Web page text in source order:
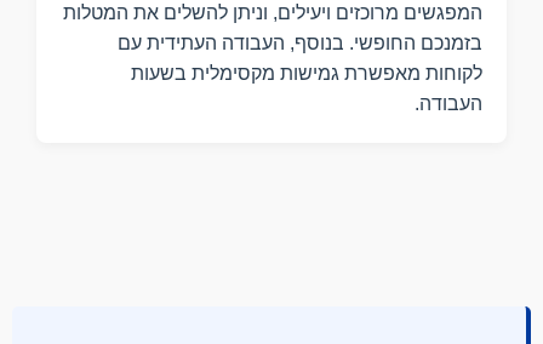
המפגשים מרוכזים ויעילים, וניתן להשלים את המטלות
בזמנכם החופשי. בנוסף, העבודה העתידית עם
לקוחות מאפשרת גמישות מקסימלית בשעות
העבודה.